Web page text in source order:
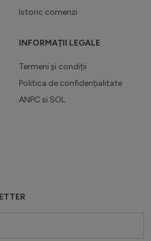
Istoric comenzi
INFORMAȚII LEGALE
Termeni și condiții
Politica de confidențialitate
ANPC si SOL